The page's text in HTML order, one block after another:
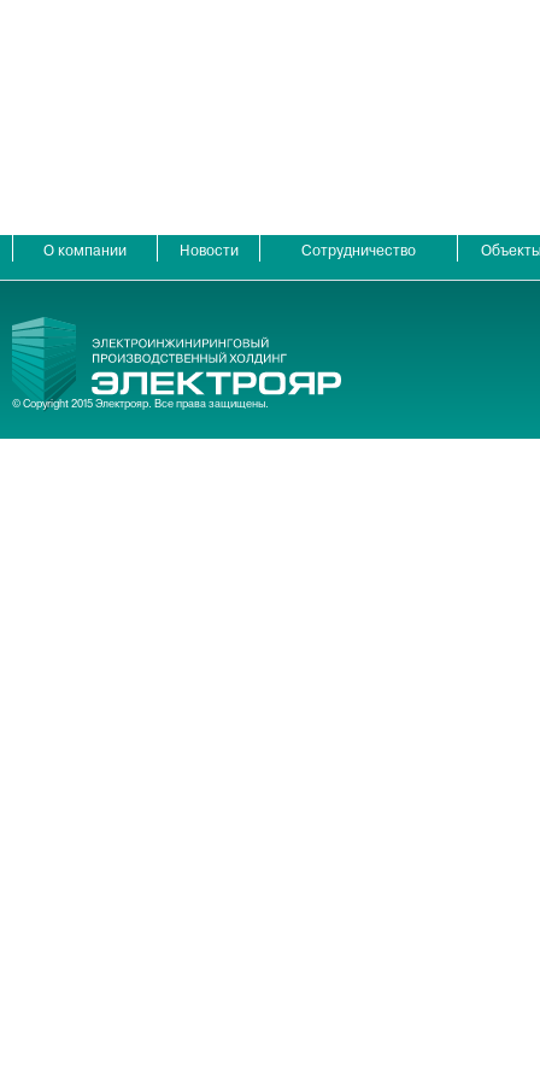
О компании Новости Сотрудничество
© Copyright 2015 Электрояр. Все права защищены.